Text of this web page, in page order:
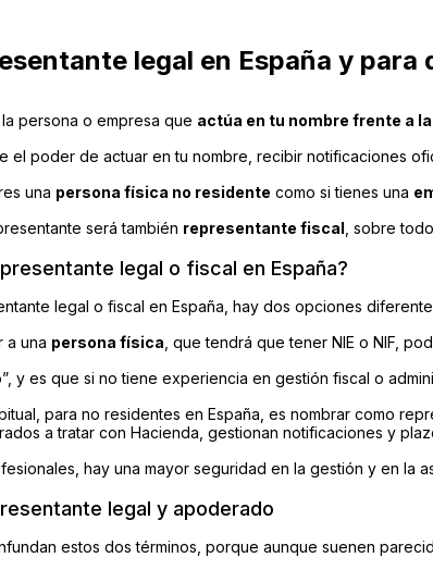
legal en España y para
persona o empresa que actúa en tu nombre frente a
el poder de actuar en tu nombre, recibir notificaciones
una persona física no residente como si tienes una
será también representante fiscal , sobre
legal o fiscal en España?
legal o fiscal en España, hay dos opciones
a una persona física , que tendrá que tener NIE o NIF,
y es que si no tiene experiencia en gestión fiscal o
para no residentes en España, es nombrar como
a tratar con Hacienda, gestionan notificaciones y
hay una mayor seguridad en la gestión y en la
legal y apoderado
estos dos términos, porque aunque suenen